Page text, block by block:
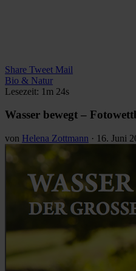
Share Tweet Mail
Bio & Natur
Lesezeit: 1m 24s
Wasser bewegt –
von Helena Zottmann · 16. Juni